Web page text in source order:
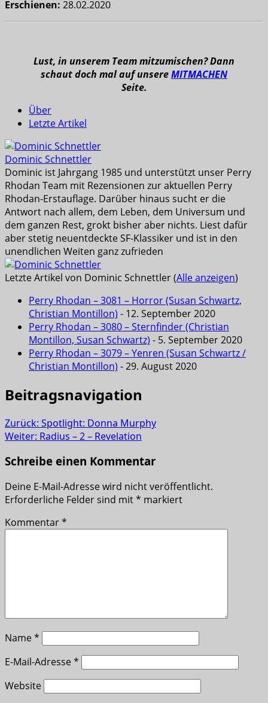
Erschienen: 28.02.2020
Lust, in unserem Team mitzumischen? Dann
schaut doch mal auf unsereMITMACHEN
Seite.
Über
Letzte Artikel
Dominic Schnettler
Dominic ist Jahrgang 1985 und unterstützt unser Perry
Rhodan Team mit Rezensionen zur aktuellen Perry
Rhodan-Erstauflage. Darüber hinaus sucht er die
Antwort nach allem, dem Leben, dem Universum und
dem ganzen Rest, grokt bisher aber nichts. Liest dafür
aber stetig neuentdeckte SF-Klassiker und ist in den
unendlichen Weiten ganz zufrieden
Letzte Artikel von Dominic Schnettler(Alle anzeigen)
Perry Rhodan – 3081 – Horror (Susan Schwartz,
Christian Montillon) - 12. September 2020
Perry Rhodan – 3080 – Sternfinder (Christian
Montillon, Susan Schwartz) - 5. September 2020
Perry Rhodan – 3079 – Yenren (Susan Schwartz /
Christian Montillon) - 29. August 2020
Beitragsnavigation
Zurück: Spotlight: Donna Murphy
Weiter: Radius – 2 – Revelation
Schreibe einen Kommentar
Deine E-Mail-Adresse wird nicht veröffentlicht.
Erforderliche Felder sind mit* markiert
Kommentar*
Name*
E-Mail-Adresse*
Website